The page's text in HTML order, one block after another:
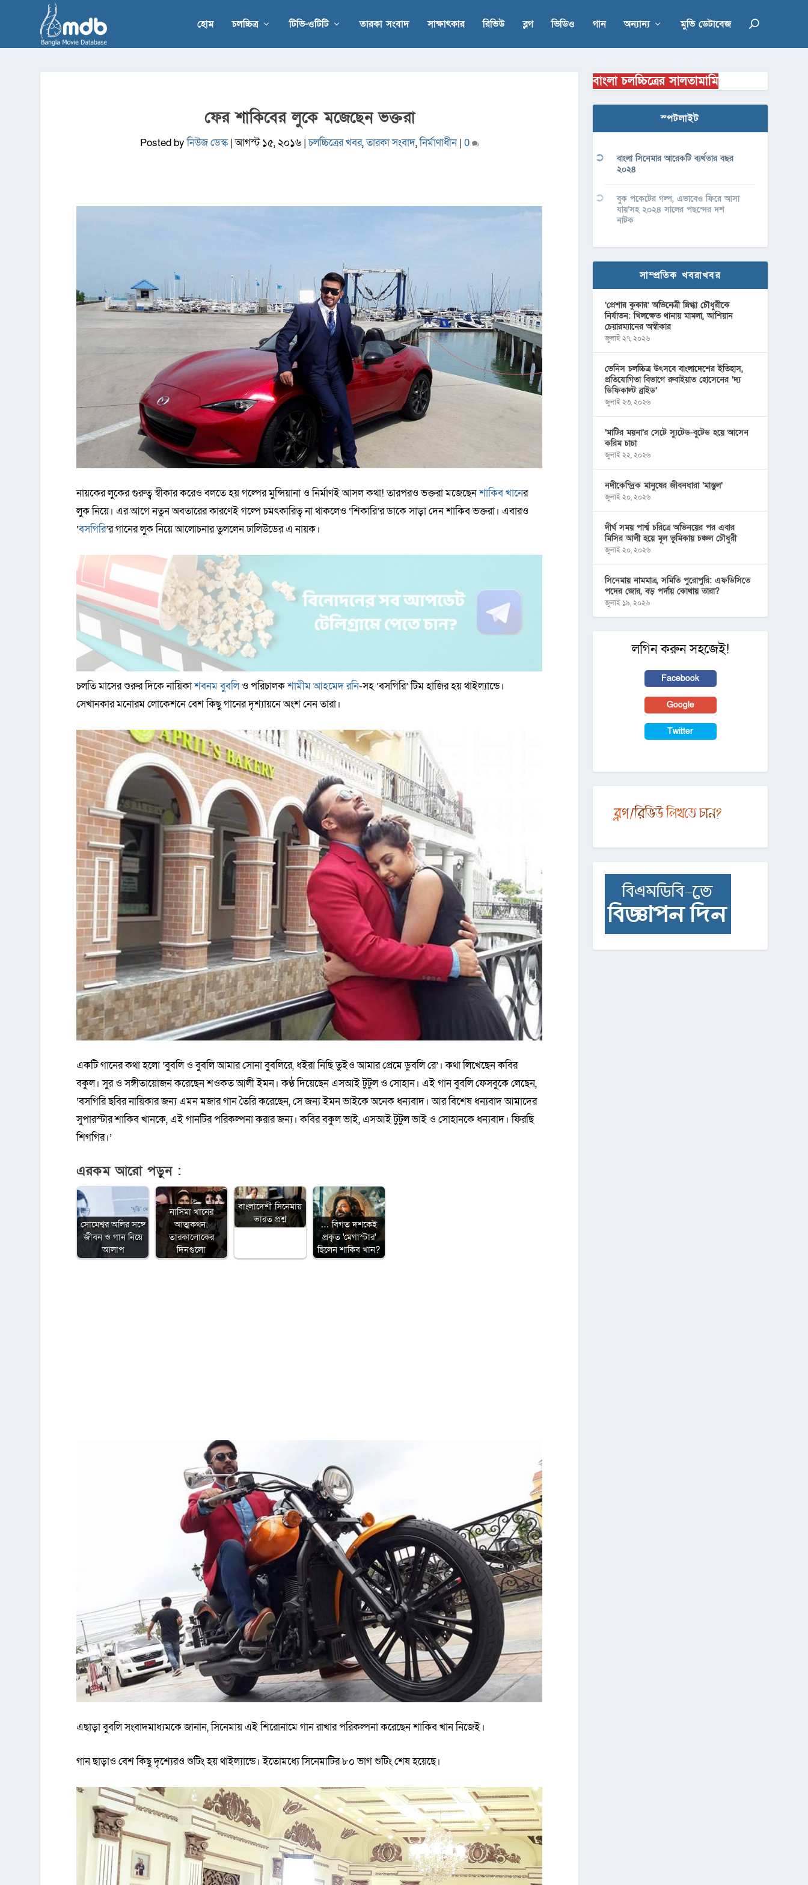
হোম চলচ্চিত্র টিভি-ওটিটি তারকা সংবাদ সাক্ষাৎকার রিভিউ ব্লগ ভিডিও গান অন্যান্য মুভি ডেটাবেজ
ফের শাকিবের লুকে মজেছেন ভক্তরা
Posted byনিউজ ডেস্ক|আগস্ট ১৫, ২০১৬|চলচ্চিত্রের খবর,তারকা সংবাদ,নির্মাণাধীন| 0
নায়কের লুকের গুরুত্ব স্বীকার করেও বলতে হয় গল্পের মুন্সিয়ানা ও নির্মাণই আসল কথা! তারপরও ভক্তরা মজেছেনশাকিব খানের
লুক নিয়ে। এর আগে নতুন অবতারের কারণেই গল্পে চমৎকারিত্ব না থাকলেও ‘শিকারি’র ডাকে সাড়া দেন শাকিব ভক্তরা। এবারও
‘বসগিরি’র গানের লুক নিয়ে আলোচনার তুললেন ঢালিউডের এ নায়ক।
চলতি মাসের শুরুর দিকে নায়িকাশবনম বুবলিও পরিচালকশামীম আহমেদ রনি-সহ ‘বসগিরি’ টিম হাজির হয় থাইল্যান্ডে।
সেখানকার মনোরম লোকেশনে বেশ কিছু গানের দৃশ্যায়নে অংশ নেন তারা।
একটি গানের কথা হলো ‘বুবলি ও বুবলি আমার সোনা বুবলিরে, ধইরা নিছি তুইও আমার প্রেমে ডুবলি রে’। কথা লিখেছেন কবির
বকুল। সুর ও সঙ্গীতায়োজন করেছেন শওকত আলী ইমন। কণ্ঠ দিয়েছেন এসআই টুটুল ও সোহান। এই গান বুবলি ফেসবুকে লেছেন,
‘বসগিরি ছবির নায়িকার জন্য এমন মজার গান তৈরি করেছেন, সে জন্য ইমন ভাইকে অনেক ধন্যবাদ। আর বিশেষ ধন্যবাদ আমাদের
সুপারস্টার শাকিব খানকে, এই গানটির পরিকল্পনা করার জন্য। কবির বকুল ভাই, এসআই টুটুল ভাই ও সোহানকে ধন্যবাদ। ফিরছি
শিগগির।’
এরকম আরো পড়ুন :
সোমেশ্বর অলির সঙ্গে
জীবন ও গান নিয়ে
আলাপ
নাসিমা খানের
আত্মকথন:
তারকালোকের
দিনগুলো
বাংলাদেশী সিনেমায়
ভারত প্রশ্ন
… বিগত দশকেই
প্রকৃত 'মেগাস্টার'
ছিলেন শাকিব খান?
এছাড়া বুবলি সংবাদমাধ্যমকে জানান, সিনেমায় এই শিরোনামে গান রাখার পরিকল্পনা করেছেন শাকিব খান নিজেই।
গান ছাড়াও বেশ কিছু দৃশ্যেরও শুটিং হয় থাইল্যান্ডে। ইতোমধ্যে সিনেমাটির ৮০ ভাগ শুটিং শেষ হয়েছে।
বাংলা চলচ্চিত্রের সালতামামি
স্পটলাইট
বাংলা সিনেমার আরেকটি ব্যর্থতার বছর
২০২৪
বুক পকেটের গল্প, এভাবেও ফিরে আসা
যায়’সহ ২০২৪ সালের পছন্দের দশ
নাটক
সাম্প্রতিক খবরাখবর
‘প্রেশার কুকার’ অভিনেত্রী স্নিগ্ধা চৌধুরীকে
নির্যাতন: খিলক্ষেত থানায় মামলা, আশিয়ান
চেয়ারম্যানের অস্বীকার
জুলাই ২৭, ২০২৬
ভেনিস চলচ্চিত্র উৎসবে বাংলাদেশের ইতিহাস,
প্রতিযোগিতা বিভাগে রুবাইয়াত হোসেনের ‘দ্য
ডিফিকাল্ট ব্রাইড’
জুলাই ২৩, ২০২৬
‘মাটির ময়না’র সেটে স্যুটেড-বুটেড হয়ে আসেন
করিম চাচা
জুলাই ২২, ২০২৬
নদীকেন্দ্রিক মানুষের জীবনধারা ‘মাস্তুল’
জুলাই ২০, ২০২৬
দীর্ঘ সময় পার্শ্ব চরিত্রে অভিনয়ের পর এবার
মিসির আলী হয়ে মূল ভূমিকায় চঞ্চল চৌধুরী
জুলাই ২০, ২০২৬
সিনেমায় নামমাত্র, সমিতি পুরোপুরি: এফডিসিতে
পদের জোর, বড় পর্দায় কোথায় তারা?
জুলাই ১৯, ২০২৬
লগিন করুন সহজেই!
Facebook
Google
Twitter